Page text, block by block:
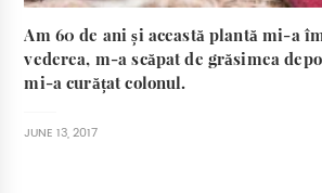
Am 60 de ani și această plantă mi-a
vederea, m-a scăpat de grăsimea
mi-a curățat colonul.
JUNE 13, 2017